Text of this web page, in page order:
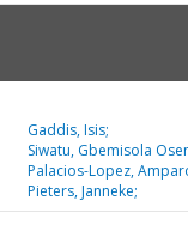
Gaddis, Isis;
Siwatu, Gbemisola
Palacios-Lopez,
Pieters, Janneke;